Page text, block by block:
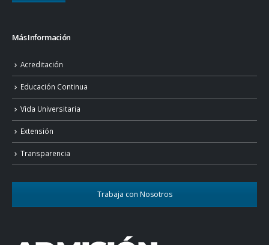
Más Información
Acreditación
Educación Continua
Vida Universitaria
Extensión
Transparencia
Trabaja con Nosotros